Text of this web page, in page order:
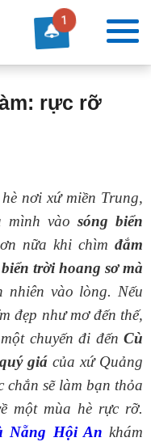
1
rực rỡ
nơi xứ miền Trung,
mình vào sóng biển
nữa khi chìmđắm
trời hoang sơ mà
nhiên vào lòng. Nếu
đẹp như mơ đến thế,
chuyến đi đến Cù
giá của xứ Quảng
chắn sẽ làm bạn thỏa
một mùa hè rực rỡ.
Nẵng Hội An khám